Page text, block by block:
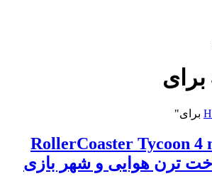
RollerCoaster Tycoon 4
ترن هوایی و شهر بازی